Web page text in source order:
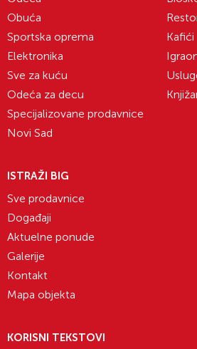
Obuća
Sportska oprema
Elektronika
Sve za kuću
Odeća za decu
Specijalizovane prodavnice
Novi Sad
Kafići
ISTRAŽI BIG
Sve prodavnice
Događaji
Aktuelne ponude
Galerije
Kontakt
Mapa objekta
KORISNI TEKSTOVI